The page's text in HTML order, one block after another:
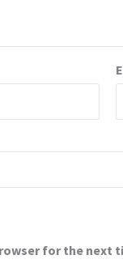
for the next